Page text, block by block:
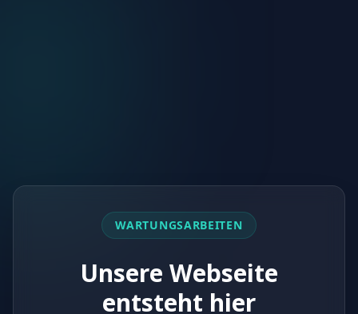
WARTUNGSARBEITEN
Unsere Webseite
entsteht hier